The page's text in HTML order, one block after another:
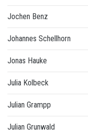
Jochen Benz
Johannes Schellhorn
Jonas Hauke
Julia Kolbeck
Julian Grampp
Julian Grunwald